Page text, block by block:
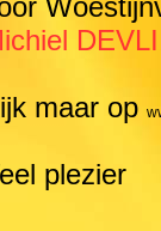
maar op
plezier